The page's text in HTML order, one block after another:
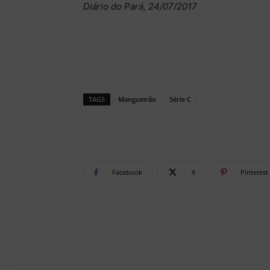
Diário do Pará, 24/07/2017
TAGS Mangueirão Série C
Facebook X Pinterest